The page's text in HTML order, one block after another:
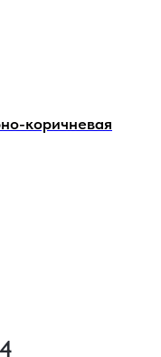
коричневая